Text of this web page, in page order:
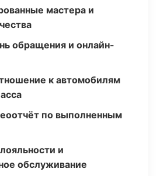
мастера и
обращения и онлайн-
к автомобилям
по выполненным
и
обслуживание